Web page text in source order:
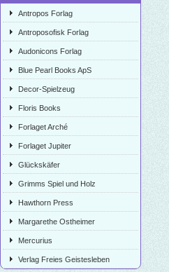
Antropos Forlag
Antroposofisk Forlag
Audonicons Forlag
Blue Pearl Books ApS
Decor-Spielzeug
Floris Books
Forlaget Arché
Forlaget Jupiter
Glückskäfer
Grimms Spiel und Holz
Hawthorn Press
Margarethe Ostheimer
Mercurius
Verlag Freies Geistesleben